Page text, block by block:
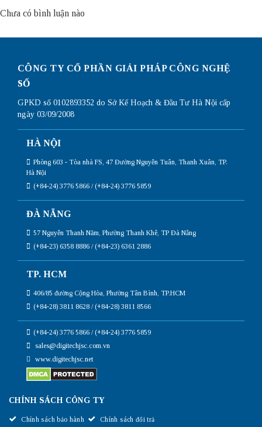
Chưa có bình luận nào
CÔNG TY CỔ PHẦN GIẢI PHÁP CÔNG NGHỆ
SỐ
GPKD số 0102893352 do Sở Kế Hoạch & Đầu Tư Hà Nội cấp
ngày 03/09/2008
HÀ NỘI
Phòng 603 - Tòa nhà FS, 47 Đường Nguyễn Tuân, Thanh Xuân, TP.
Hà Nội
(+84-24) 3776 5866 / (+84-24) 3776 5859
ĐÀ NẴNG
57 Nguyễn Thanh Năm, Phường Thanh Khê, TP Đà Nẵng
(+84-23) 6358 8886 / (+84-23) 6361 2886
TP. HCM
406/85 đường Cộng Hòa, Phường Tân Bình, TP.HCM
(+84-28) 3811 8628 / (+84-28) 3811 8566
(+84-24) 3776 5866 / (+84-24) 3776 5859
sales@digitechjsc.com.vn
www.digitechjsc.net
CHÍNH SÁCH CÔNG TY
Chính sách bảo hành Chính sách đổi trả